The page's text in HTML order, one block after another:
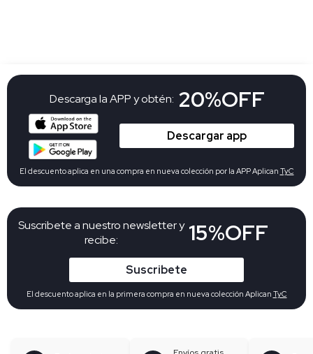
Suscribete a nuestro newsletter y
recibe:
15%OFF
Suscribete
El descuento aplica en la primera compra en nueva colección Aplican TyC
Descarga la APP y obtén: 20%OFF
Descargar app
El descuento aplica en una compra en nueva colección por la APP Aplican TyC